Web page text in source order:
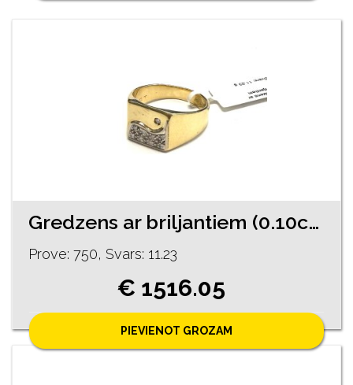
Gredzens ar briljantiem (0.10ct) 3283-0763
Prove: 750, Svars: 11.23
€ 1516.05
PIEVIENOT GROZAM